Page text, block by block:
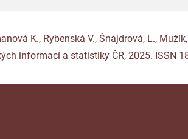
K., Rybenská V., Šnajdrová, L.,
informací a statistiky ČR, 2025. ISSN